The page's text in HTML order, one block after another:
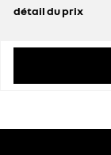
détail du prix